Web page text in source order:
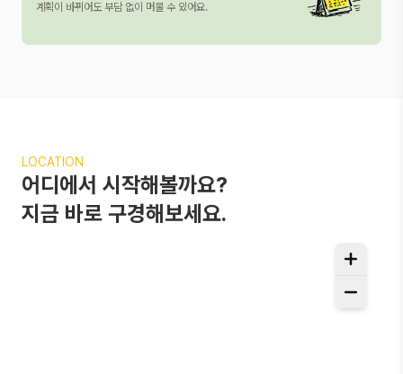
계획이 바뀌어도 부담 없이 머물 수 있어요.
LOCATION
어디에서 시작해볼까요?
지금 바로 구경해보세요.